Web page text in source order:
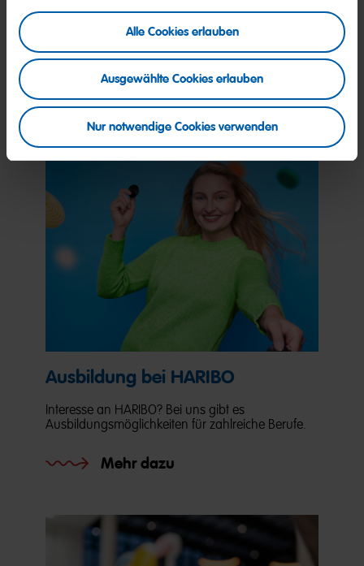
Alle Cookies erlauben
Ausgewählte Cookies erlauben
Nur notwendige Cookies verwenden
Mehr Informationen über HARIBO als Arbeitgeber findest Du
aufharibo.com/karriere.
Jetzt bewerben
Ausbildung bei HARIBO
Interesse an HARIBO? Bei uns gibt es
Ausbildungsmöglichkeiten für zahlreiche Berufe.
Mehr dazu